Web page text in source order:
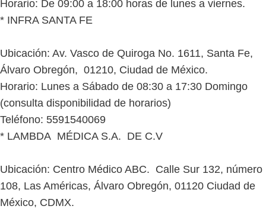
Horario: De 09:00 a 18:00 horas de lunes a viernes.
* INFRA SANTA FE
Ubicación: Av. Vasco de Quiroga No. 1611, Santa Fe,
Álvaro Obregón, 01210, Ciudad de México.
Horario: Lunes a Sábado de 08:30 a 17:30 Domingo
(consulta disponibilidad de horarios)
Teléfono: 5591540069
* LAMBDA MÉDICA S.A. DE C.V
Ubicación: Centro Médico ABC. Calle Sur 132, número
108, Las Américas, Álvaro Obregón, 01120 Ciudad de
México, CDMX.